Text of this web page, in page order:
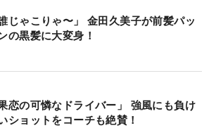
誰じゃこりゃ〜」 金田久美子が前髪パッ
の黒髪に大変身！
果恋の可憐なドライバー」 強風にも負け
ショットをコーチも絶賛！